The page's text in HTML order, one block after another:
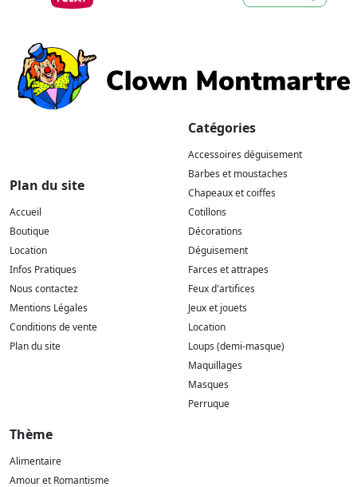
Plan du site
Accueil
Boutique
Location
Infos Pratiques
Nous contactez
Mentions Légales
Conditions de vente
Plan du site
Catégories
Accessoires déguisement
Barbes et moustaches
Chapeaux et coiffes
Cotillons
Décorations
Déguisement
Farces et attrapes
Feux d'artifices
Jeux et jouets
Location
Loups (demi-masque)
Maquillages
Masques
Perruque
Thème
Alimentaire
Amour et Romantisme